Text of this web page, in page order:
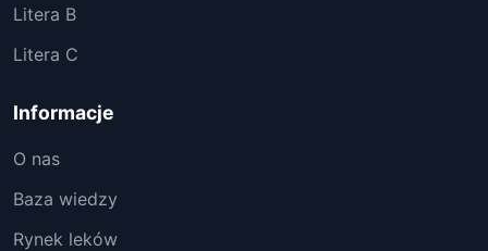
Litera B
Litera C
Informacje
O nas
Baza wiedzy
Rynek leków